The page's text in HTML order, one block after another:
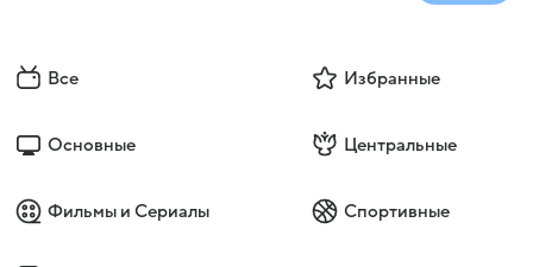
Все Избранные
Основные Центральные
Фильмы и Сериалы Спортивные